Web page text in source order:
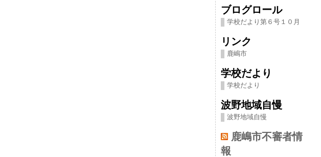
ブログロール
学校だより第６号１０月
リンク
鹿嶋市
学校だより
学校だより
波野地域自慢
波野地域自慢
鹿嶋市不審者情
報